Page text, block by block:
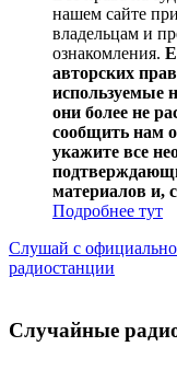
нашем сайте
владельцам и
ознакомления.
авторских
используемые
они более не
сообщить нам
укажите все
материалов и,
Подробнее тут
Слушай с
радиостанции
Случайные